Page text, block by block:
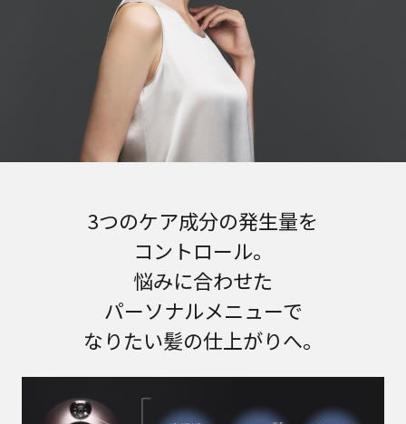
3つのケア成分の発生量を
コントロール。
悩みに合わせた
パーソナルメニューで
なりたい髪の仕上がりへ。